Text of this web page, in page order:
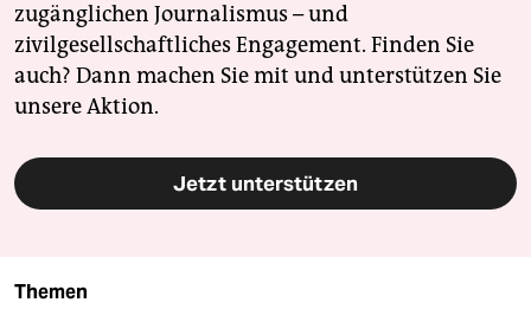
zugänglichen Journalismus – und
zivilgesellschaftliches Engagement. Finden Sie
auch? Dann machen Sie mit und unterstützen Sie
unsere Aktion.
Jetzt unterstützen
Themen